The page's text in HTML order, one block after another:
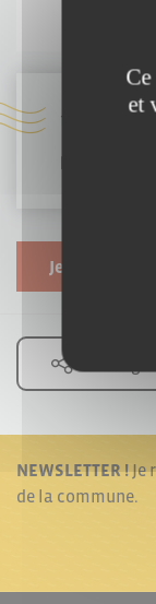
https://
Je souhaite
NEWSLETTER !Je
de la commune.
et